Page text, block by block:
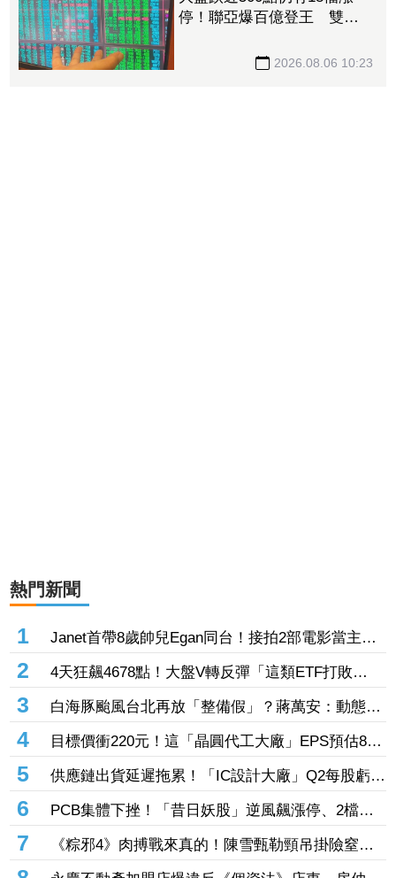
停！聯亞爆百億登王 雙
2026.08.06 10:23
熱門新聞
1
Janet首帶8歲帥兒Egan同台！接拍2部電影當主
角 自爆兒子年收入已超越自己
2
4天狂飆4678點！大盤V轉反彈「這類ETF打敗
0050」 這檔績效暴衝22%登績效王
3
白海豚颱風台北再放「整備假」？蔣萬安：動態路
徑還在變化
4
目標價衝220元！這「晶圓代工大廠」EPS預估8
元 法人：2028年有望賺逾一個股本
5
供應鏈出貨延遲拖累！「IC設計大廠」Q2每股虧
0.58元 拼2027年動能轉強
6
PCB集體下挫！「昔日妖股」逆風飆漲停、2檔概
念股跟漲超過3% 股民驚：這檔好神奇
7
《粽邪4》肉搏戰來真的！陳雪甄勒頸吊掛險窒
息 與許安植浴室激戰拍到滿身瘀青